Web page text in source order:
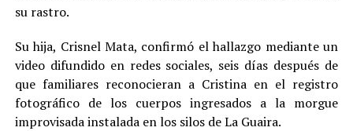
su rastro.
Su hija, Crisnel Mata, confirmó el hallazgo mediante un
video difundido en redes sociales, seis días después de
que familiares reconocieran a Cristina en el registro
fotográfico de los cuerpos ingresados a la morgue
improvisada instalada en los silos de La Guaira.